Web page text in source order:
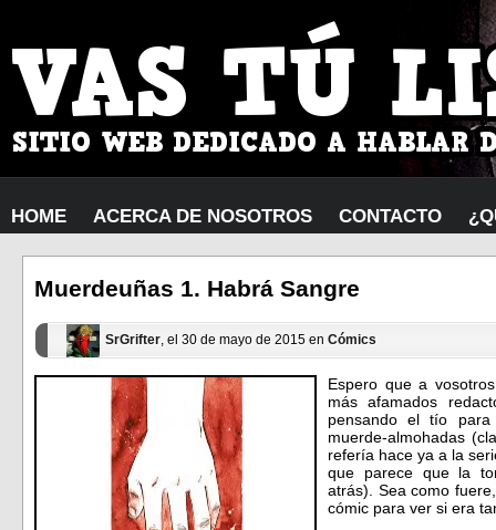
HOME ACERCA DE NOSOTROS CONTACTO
Muerdeuñas 1. Habrá Sangre
SrGrifter, el 30 de mayo de 2015 en Cómics
Espero que a
más afamados
pensando el tío
muerde-almohadas
refería hace ya a la
que parece que la
atrás). Sea como
cómic para ver si era